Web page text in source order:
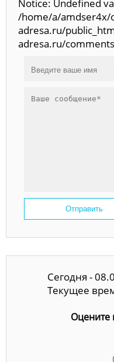
Notice: Undefined
/home/a/amdser4x/
adresa.ru/
adresa.ru/
Отправить
Сегодня -
Текущее
Оцените